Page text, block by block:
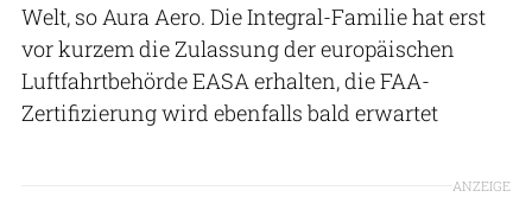
Welt, so Aura Aero. Die Integral-Familie hat erst
vor kurzem die Zulassung der europäischen
Luftfahrtbehörde EASA erhalten, die FAA-
Zertifizierung wird ebenfalls bald erwartet
ANZEIGE